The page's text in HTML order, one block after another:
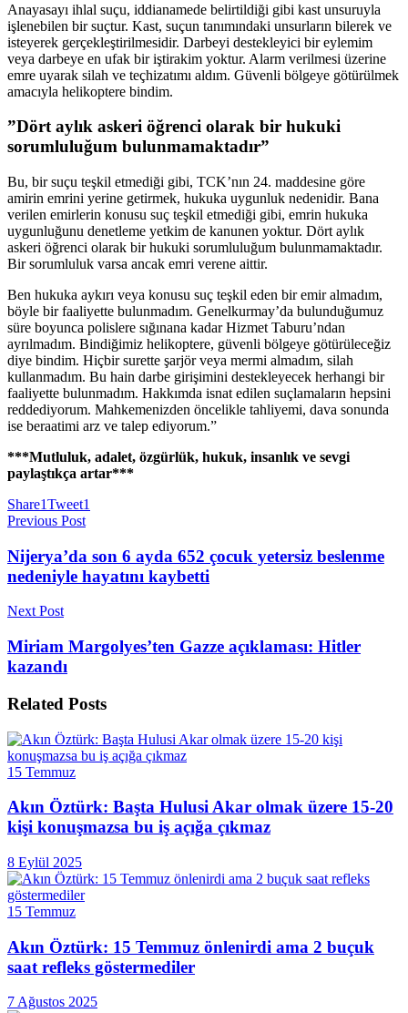
Anayasayı ihlal suçu, iddianamede belirtildiği gibi kast unsuruyla
işlenebilen bir suçtur. Kast, suçun tanımındaki unsurların bilerek ve
isteyerek gerçekleştirilmesidir. Darbeyi destekleyici bir eylemim
veya darbeye en ufak bir iştirakim yoktur. Alarm verilmesi üzerine
emre uyarak silah ve teçhizatımı aldım. Güvenli bölgeye götürülmek
amacıyla helikoptere bindim.
”Dört aylık askeri öğrenci olarak bir hukuki
sorumluluğum bulunmamaktadır”
Bu, bir suçu teşkil etmediği gibi, TCK’nın 24. maddesine göre
amirin emrini yerine getirmek, hukuka uygunluk nedenidir. Bana
verilen emirlerin konusu suç teşkil etmediği gibi, emrin hukuka
uygunluğunu denetleme yetkim de kanunen yoktur. Dört aylık
askeri öğrenci olarak bir hukuki sorumluluğum bulunmamaktadır.
Bir sorumluluk varsa ancak emri verene aittir.
Ben hukuka aykırı veya konusu suç teşkil eden bir emir almadım,
böyle bir faaliyette bulunmadım. Genelkurmay’da bulunduğumuz
süre boyunca polislere sığınana kadar Hizmet Taburu’ndan
ayrılmadım. Bindiğimiz helikoptere, güvenli bölgeye götürüleceğiz
diye bindim. Hiçbir surette şarjör veya mermi almadım, silah
kullanmadım. Bu hain darbe girişimini destekleyecek herhangi bir
faaliyette bulunmadım. Hakkımda isnat edilen suçlamaların hepsini
reddediyorum. Mahkemenizden öncelikle tahliyemi, dava sonunda
ise beraatimi arz ve talep ediyorum.”
***Mutluluk, adalet, özgürlük, hukuk, insanlık ve sevgi
paylaştıkça artar***
Share1Tweet1
Previous Post
Nijerya’da son 6 ayda 652 çocuk yetersiz beslenme
nedeniyle hayatını kaybetti
Next Post
Miriam Margolyes’ten Gazze açıklaması: Hitler
kazandı
Related Posts
15 Temmuz
Akın Öztürk: Başta Hulusi Akar olmak üzere 15-20
kişi konuşmazsa bu iş açığa çıkmaz
8 Eylül 2025
15 Temmuz
Akın Öztürk: 15 Temmuz önlenirdi ama 2 buçuk
saat refleks göstermediler
7 Ağustos 2025